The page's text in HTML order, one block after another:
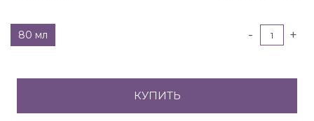
80 мл - +
КУПИТЬ